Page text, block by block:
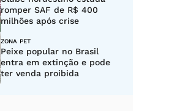
romper SAF de R$ 400
milhões após crise
ZONA PET
Peixe popular no Brasil
entra em extinção e pode
ter venda proibida